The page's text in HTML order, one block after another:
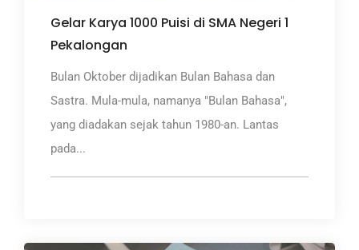
Gelar Karya 1000 Puisi di SMA Negeri 1
Pekalongan
Bulan Oktober dijadikan Bulan Bahasa dan
Sastra. Mula-mula, namanya "Bulan Bahasa",
yang diadakan sejak tahun 1980-an. Lantas
pada...